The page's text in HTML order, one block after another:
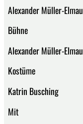
Alexander Müller-Elmau
Bühne
Alexander Müller-Elmau
Kostüme
Katrin Busching
Mit